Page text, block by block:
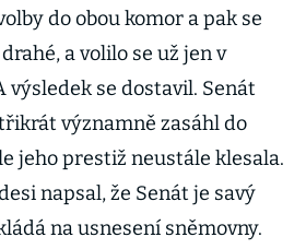
do obou komor a pak se
a volilo se už jen v
se dostavil. Senát
významně zasáhl do
jeho prestiž neustále klesala.
napsal, že Senát je savý
na usnesení sněmovny.